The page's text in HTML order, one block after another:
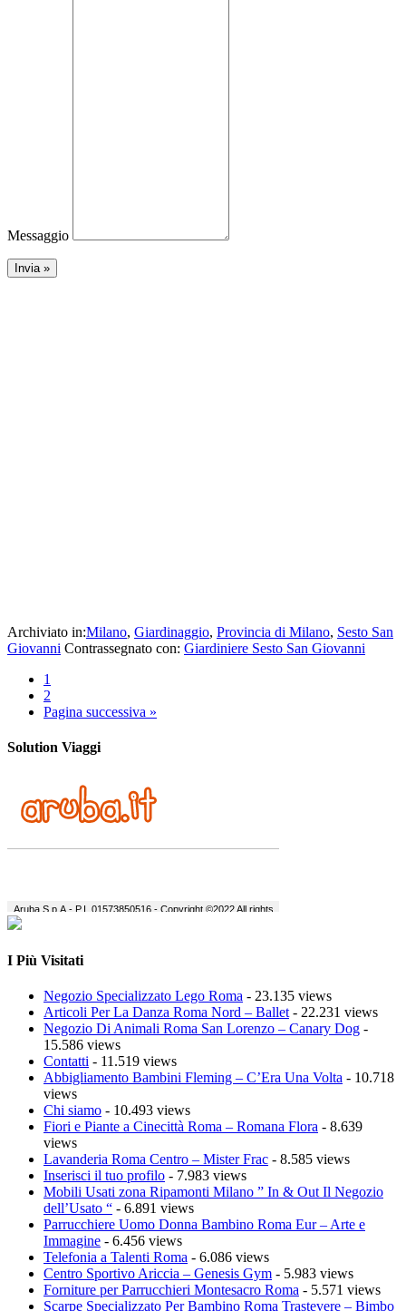
Messaggio
Archiviato in:Milano, Giardinaggio, Provincia di Milano, Sesto San
Giovanni Contrassegnato con: Giardiniere Sesto San Giovanni
1
2
Pagina successiva »
Solution Viaggi
I Più Visitati
Negozio Specializzato Lego Roma - 23.135 views
Articoli Per La Danza Roma Nord – Ballet - 22.231 views
Negozio Di Animali Roma San Lorenzo – Canary Dog -
15.586 views
Contatti - 11.519 views
Abbigliamento Bambini Fleming – C’Era Una Volta - 10.718
views
Chi siamo - 10.493 views
Fiori e Piante a Cinecittà Roma – Romana Flora - 8.639
views
Lavanderia Roma Centro – Mister Frac - 8.585 views
Inserisci il tuo profilo - 7.983 views
Mobili Usati zona Ripamonti Milano ” In & Out Il Negozio
dell’Usato “ - 6.891 views
Parrucchiere Uomo Donna Bambino Roma Eur – Arte e
Immagine - 6.456 views
Telefonia a Talenti Roma - 6.086 views
Centro Sportivo Ariccia – Genesis Gym - 5.983 views
Forniture per Parrucchieri Montesacro Roma - 5.571 views
Scarpe Specializzato Per Bambino Roma Trastevere – Bimbo